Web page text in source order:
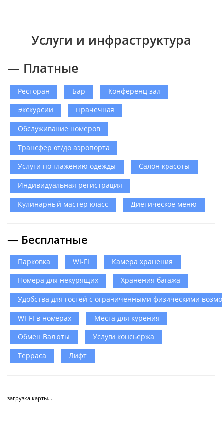
Услуги и инфраструктура
— Платные
Ресторан Бар
Конференц зал
Экскурсии
Прачечная
Обслуживание номеров
Трансфер от/до аэропорта
Услуги по глажению одежды
Салон красоты
Индивидуальная регистрация
Кулинарный мастер класс
Диетическое меню
— Бесплатные
Парковка WI-FI
Камера хранения
Номера для некурящих
Хранения багажа
Удобства для гостей с ограниченными физическими
WI-FI в номерах
Места для курения
Обмен Валюты
Услуги консьержа
Терраса
Лифт
загрузка карты...